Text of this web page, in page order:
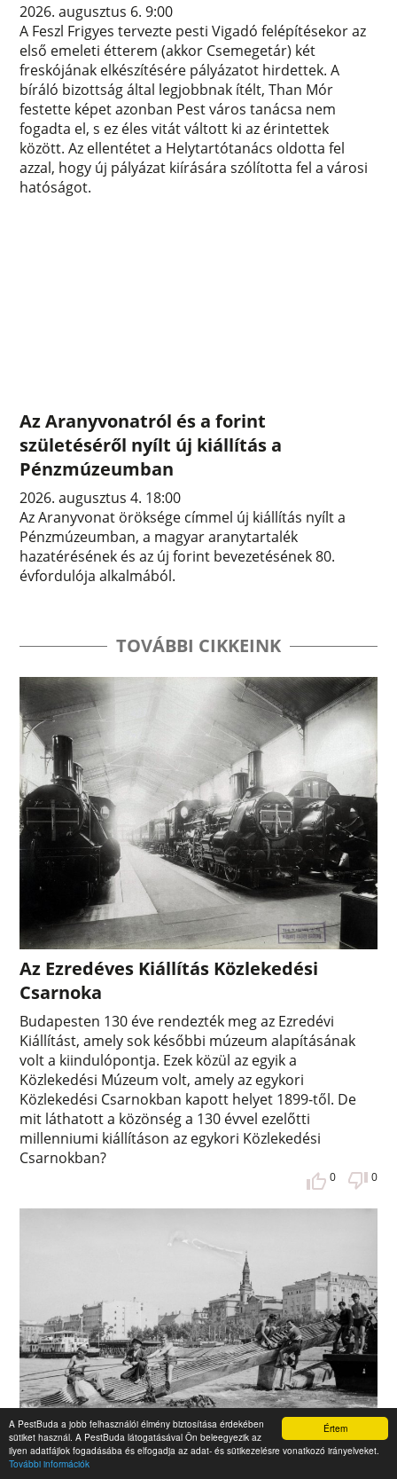
Értem
A PestBuda a jobb felhasználói élmény biztosítása érdekében
sütiket használ. A PestBuda látogatásával Ön beleegyezik az
ilyen adatfájlok fogadásába és elfogadja az adat- és sütikezelésre vonatkozó irányelveket.
További információk
2026. augusztus 6. 9:00
A Feszl Frigyes tervezte pesti Vigadó felépítésekor az
első emeleti étterem (akkor Csemegetár) két
freskójának elkészítésére pályázatot hirdettek. A
bíráló bizottság által legjobbnak ítélt, Than Mór
festette képet azonban Pest város tanácsa nem
fogadta el, s ez éles vitát váltott ki az érintettek
között. Az ellentétet a Helytartótanács oldotta fel
azzal, hogy új pályázat kiírására szólította fel a városi
hatóságot.
Az Aranyvonatról és a forint
születéséről nyílt új kiállítás a
Pénzmúzeumban
2026. augusztus 4. 18:00
Az Aranyvonat öröksége címmel új kiállítás nyílt a
Pénzmúzeumban, a magyar aranytartalék
hazatérésének és az új forint bevezetésének 80.
évfordulója alkalmából.
TOVÁBBI CIKKEINK
Az Ezredéves Kiállítás Közlekedési
Csarnoka
Budapesten 130 éve rendezték meg az Ezredévi
Kiállítást, amely sok későbbi múzeum alapításának
volt a kiindulópontja. Ezek közül az egyik a
Közlekedési Múzeum volt, amely az egykori
Közlekedési Csarnokban kapott helyet 1899-től. De
mit láthatott a közönség a 130 évvel ezelőtti
millenniumi kiállításon az egykori Közlekedési
Csarnokban?
0 0
Hídroncsok a Dunában